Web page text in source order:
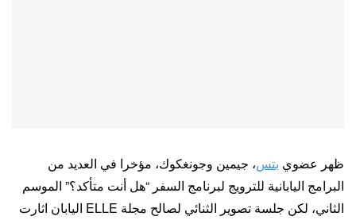
ظهر عضوي بتس، جيمين وجونغكوك، مؤخرا في العديد من
البرامج اليابانية للترويج لبرنامج السفر “هل أنت متأكد؟” الموسم
الثاني، لكن جلسة تصوير الثنائي لصالح مجلة ELLE اليابان اثارت